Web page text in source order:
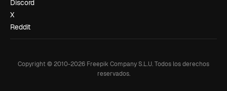
Discord
X
Reddit
Copyright © 2010-2026 Freepik Company S.L.U.Todos los derechos
reservados.